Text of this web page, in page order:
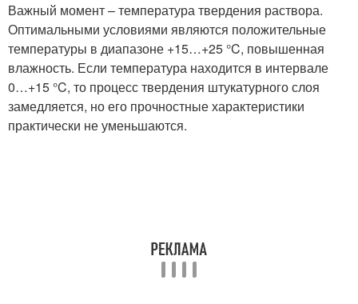
Важный момент – температура твердения раствора.
Оптимальными условиями являются положительные
температуры в диапазоне +15…+25 °C, повышенная
влажность. Если температура находится в интервале
0…+15 °C, то процесс твердения штукатурного слоя
замедляется, но его прочностные характеристики
практически не уменьшаются.